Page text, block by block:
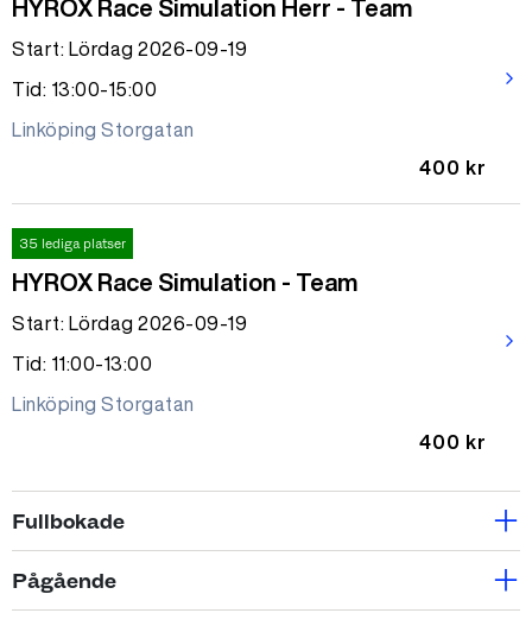
HYROX Race Simulation Herr - Team
Start: Lördag 2026-09-19
Tid: 13:00-15:00
Linköping Storgatan
400 kr
arrow_forward_ios
35 lediga platser
HYROX Race Simulation - Team
Start: Lördag 2026-09-19
Tid: 11:00-13:00
Linköping Storgatan
400 kr
arrow_forward_ios
Fullbokade
Small group 1 ggr m. PT-Klara
Pågående